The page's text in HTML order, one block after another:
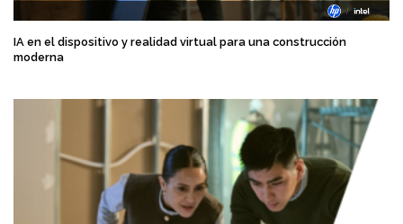
IA en el dispositivo y realidad virtual para una construcción
moderna